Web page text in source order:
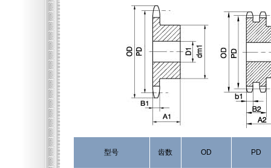
型号 齿数 OD PD